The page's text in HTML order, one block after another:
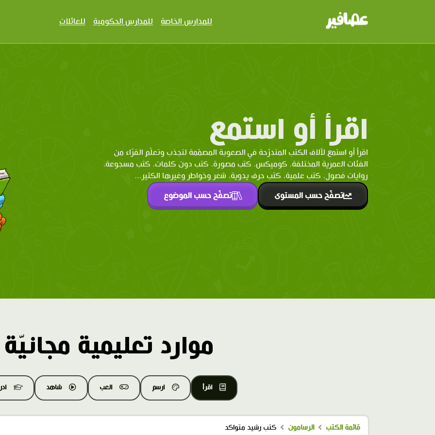
للمدارس الخاصة للمدارس الحكومية للعائلات
اقرأ أو استمع
اقرأ أو استمع لآلاف الكتب المتدرّحة في الصعوبة المصمّمة لتجذب وتعلّم القرّاء من
الفئات العمرية المختلفة. كوميكس، كتب مصورة، كتب دون كلمات، كتب مسجوعة،
روايات فصول، كتب علمية، كتب حرف يدوية، شعر وخواطر وغيرها الكثير...
تصفّح حسب المستوى تصفّح حسب الموضوع
موارد تعليمية مجانيّة
اقرأ ارسم العب شاهد
قائمة الكتب الرسامون كتب رشيد متواكد